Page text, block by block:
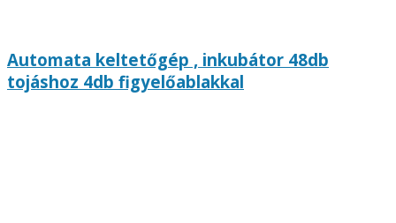
Automata keltetőgép , inkubátor 48db
tojáshoz 4db figyelőablakkal